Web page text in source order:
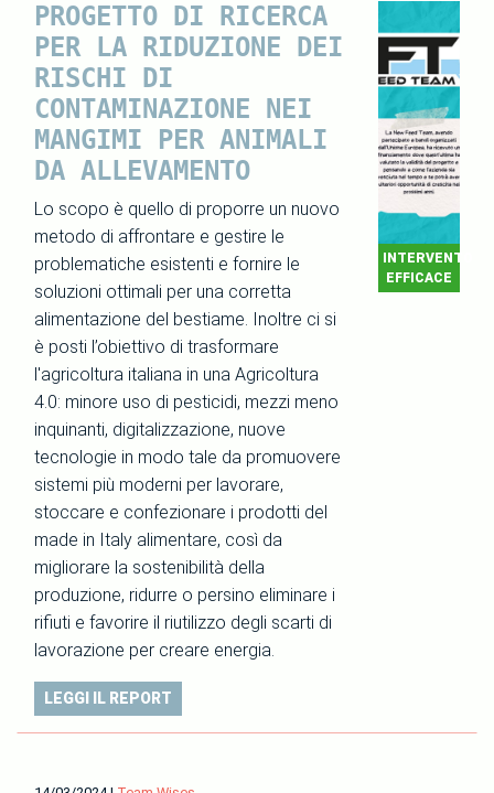
PROGETTO DI RICERCA
PER LA RIDUZIONE DEI
RISCHI DI
CONTAMINAZIONE NEI
MANGIMI PER ANIMALI
DA ALLEVAMENTO
Lo scopo è quello di proporre un nuovo
metodo di affrontare e gestire le
problematiche esistenti e fornire le
soluzioni ottimali per una corretta
alimentazione del bestiame. Inoltre ci si
è posti l’obiettivo di trasformare
l'agricoltura italiana in una Agricoltura
4.0: minore uso di pesticidi, mezzi meno
inquinanti, digitalizzazione, nuove
tecnologie in modo tale da promuovere
sistemi più moderni per lavorare,
stoccare e confezionare i prodotti del
made in Italy alimentare, così da
migliorare la sostenibilità della
produzione, ridurre o persino eliminare i
rifiuti e favorire il riutilizzo degli scarti di
lavorazione per creare energia.
INTERVENTO
EFFICACE
LEGGI IL REPORT